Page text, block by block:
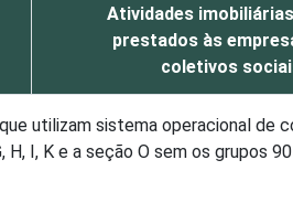
Atividades
prestados às
coletivos
utilizam sistema operacional
H, I, K e a seção O sem os